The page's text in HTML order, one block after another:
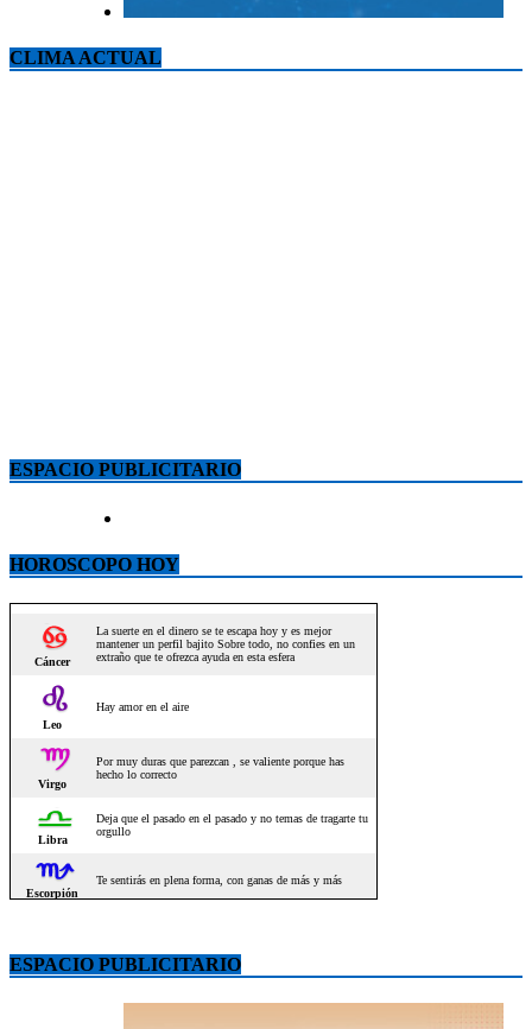
CLIMA ACTUAL
ESPACIO PUBLICITARIO
HOROSCOPO HOY
ESPACIO PUBLICITARIO